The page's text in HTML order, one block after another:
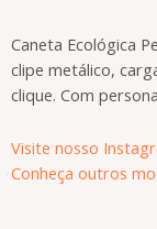
Caneta Ecológica
clipe metálico,
clique. Com
Visite nosso
Conheça outros